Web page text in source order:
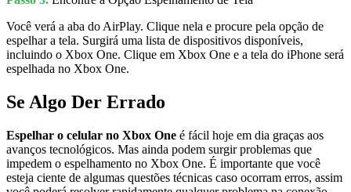
Você verá a aba do AirPlay. Clique nela e procure pela opção de
espelhar a tela. Surgirá uma lista de dispositivos disponíveis,
incluindo o Xbox One. Clique em Xbox One e a tela do iPhone será
espelhada no Xbox One.
Se Algo Der Errado
Espelhar o celular no Xbox One é fácil hoje em dia graças aos
avanços tecnológicos. Mas ainda podem surgir problemas que
impedem o espelhamento no Xbox One. É importante que você
esteja ciente de algumas questões técnicas caso ocorram erros, assim